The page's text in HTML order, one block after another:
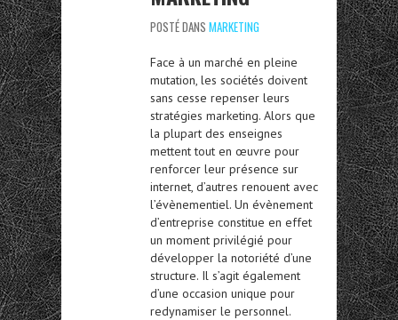
POSTÉ DANS MARKETING
Face à un marché en pleine
mutation, les sociétés doivent
sans cesse repenser leurs
stratégies marketing. Alors que
la plupart des enseignes
mettent tout en œuvre pour
renforcer leur présence sur
internet, d’autres renouent avec
l’évènementiel. Un évènement
d’entreprise constitue en effet
un moment privilégié pour
développer la notoriété d’une
structure. Il s’agit également
d’une occasion unique pour
redynamiser le personnel.